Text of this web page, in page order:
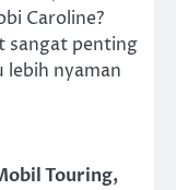
Caroline?
sangat penting
lebih nyaman
Touring,